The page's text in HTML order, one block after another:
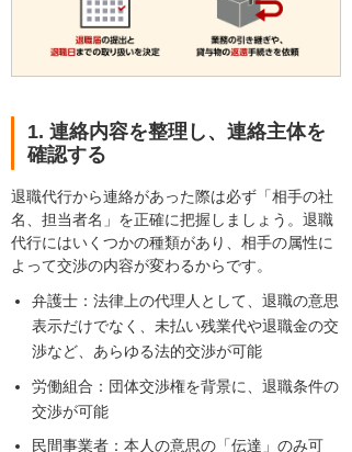
1. 連絡内容を整理し、連絡主体を
確認する
退職代行から連絡があった際は必ず「相手の社
名、担当者名」を正確に把握しましょう。退職
代行にはいくつかの種類があり、相手の属性に
よって交渉の内容が変わるからです。
弁護士：法律上の代理人として、退職の意思
表示だけでなく、未払い残業代や退職金の交
渉など、あらゆる法的交渉が可能
労働組合：団体交渉権を背景に、退職条件の
交渉が可能
民間事業者：本人の意思の「伝達」のみ可